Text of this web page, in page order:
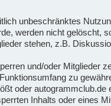
unbeschränktes
werden nicht gelöscht,
stehen, z.B.
und/oder Mitglieder
zu
oder
Inhalts oder eines